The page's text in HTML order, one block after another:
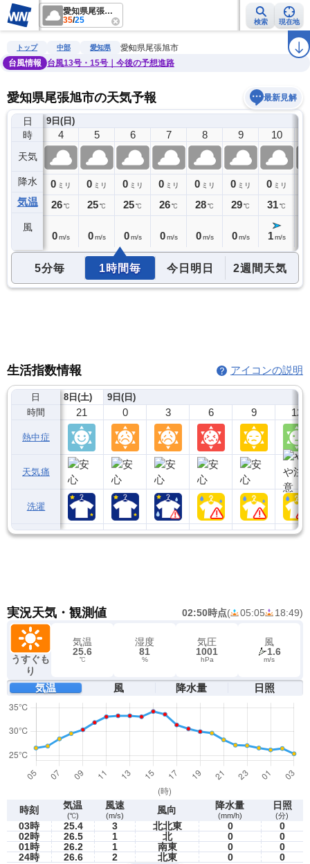
愛知県尾張旭市
35/25 検索 現在地
雨雲レーダー 台風情報 地震情報 ラ
トップ 中部 愛知県
愛知県尾張旭市
台風情報
台風13号・15号｜今後の予想進路
愛知県尾張旭市の天気予報 最新見解
日
時
天気
降水
気温
風
9日(日)
3
0ミリ
26℃
4
0 ミリ
26℃
0 m/s
5
0 ミリ
25℃
0 m/s
6
0 ミリ
25℃
0 m/s
7
0 ミリ
26℃
0 m/s
8
0 ミリ
28℃
0 m/s
9
0 ミリ
29℃
0 m/s
10
0 ミリ
31℃
1 m/s
5分毎 1時間毎 今日明日 2週間天気
生活指数情報 アイコンの説明
日
時間
熱中症
天気痛
洗濯
8日(土)
21
9日(日)
0 3 6 9 12
実況天気・観測値 02:50時点( 05:05 18:49)
うすぐも
り
気温
25.6
℃
湿度
81
%
気圧
1001
hPa
風
1.6
m/s
気温 風 降水量 日照
時刻 気温
(℃)
風速
(m/s) 風向 降水量
(mm/h)
日照
(分)
03時 25.4 3 北北東 0
0
02時
26.5 1 北 0
0
01時
26.2 1 南東 0
0
24時
26.6 2 北東 0 0